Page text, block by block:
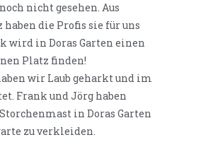
nicht gesehen. Aus
haben die Profis sie für uns
wird in Doras Garten einen
Platz finden!
wir Laub geharkt und im
Frank und Jörg haben
in Doras Garten
zu verkleiden.